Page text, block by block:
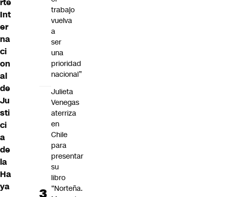
Int
er
na
ci
on
al
de
Ju
sti
ci
a
de
la
Ha
ya
trabajo
vuelva
a
ser
una
prioridad
nacional”
Julieta
Venegas
aterriza
en
Chile
para
presentar
su
libro
“Norteña.